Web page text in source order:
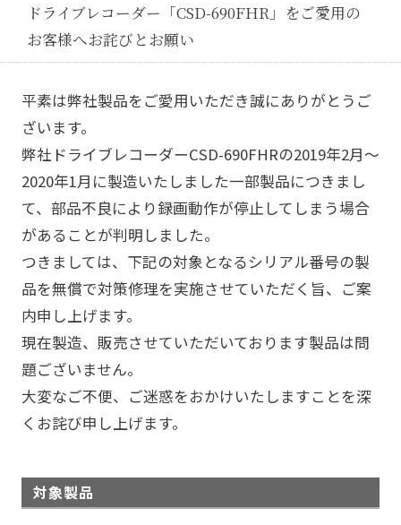
ドライブレコーダー「CSD-690FHR」をご愛用の
お客様へお詫びとお願い
平素は弊社製品をご愛用いただき誠にありがとうご
ざいます。
弊社ドライブレコーダーCSD-690FHRの2019年2月～
2020年1月に製造いたしました一部製品につきまし
て、部品不良により録画動作が停止してしまう場合
があることが判明しました。
つきましては、下記の対象となるシリアル番号の製
品を無償で対策修理を実施させていただく旨、ご案
内申し上げます。
現在製造、販売させていただいております製品は問
題ございません。
大変なご不便、ご迷惑をおかけいたしますことを深
くお詫び申し上げます。
対象製品